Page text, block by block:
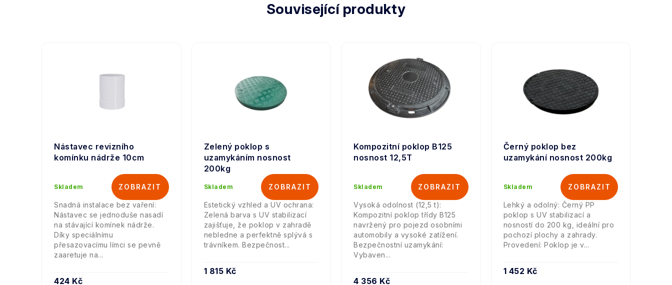
Související produkty
Nástavec revizního
komínku nádrže 10cm
Skladem
424 Kč
Snadná instalace bez vaření:
Nástavec se jednoduše nasadí
na stávající komínek nádrže.
Díky speciálnímu
přesazovacímu límci se pevně
zaaretuje na...
Zelený poklop s
uzamykáním nosnost
200kg
Skladem
1 815 Kč
Estetický vzhled a UV ochrana:
Zelená barva s UV stabilizací
zajišťuje, že poklop v zahradě
nebledne a perfektně splývá s
trávníkem. Bezpečnost...
Kompozitní poklop B125
nosnost 12,5T
Skladem
4 356 Kč
Vysoká odolnost (12,5 t):
Kompozitní poklop třídy B125
navržený pro pojezd osobními
automobily a vysoké zatížení.
Bezpečnostní uzamykání:
Vybaven...
Černý poklop bez
uzamykání nosnost 200kg
Skladem
1 452 Kč
Lehký a odolný: Černý PP
poklop s UV stabilizací a
nosností do 200 kg, ideální pro
pochozí plochy a zahrady.
Provedení: Poklop je v...